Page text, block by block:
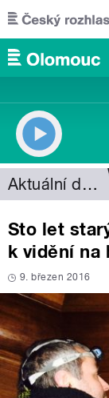
Přejít k hlavnímu
Aktuální dění
Sto let
k vidění na
9. březen 2016